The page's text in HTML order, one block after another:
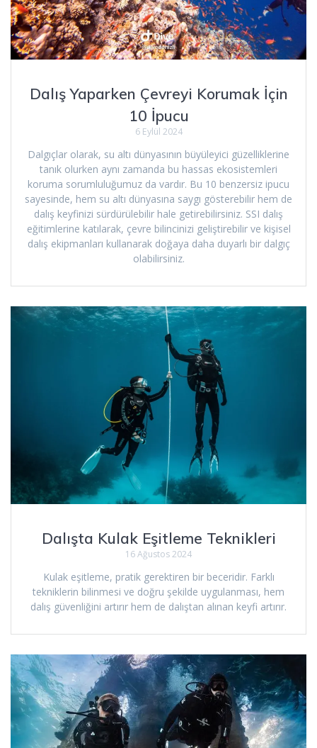
Dalış Yaparken Çevreyi Korumak İçin
10 İpucu
6 Eylül 2024
Dalgıçlar olarak, su altı dünyasının büyüleyici güzelliklerine
tanık olurken aynı zamanda bu hassas ekosistemleri
koruma sorumluluğumuz da vardır. Bu 10 benzersiz ipucu
sayesinde, hem su altı dünyasına saygı gösterebilir hem de
dalış keyfinizi sürdürülebilir hale getirebilirsiniz. SSI dalış
eğitimlerine katılarak, çevre bilincinizi geliştirebilir ve kişisel
dalış ekipmanları kullanarak doğaya daha duyarlı bir dalgıç
olabilirsiniz.
Dalışta Kulak Eşitleme Teknikleri
16 Ağustos 2024
Kulak eşitleme, pratik gerektiren bir beceridir. Farklı
tekniklerin bilinmesi ve doğru şekilde uygulanması, hem
dalış güvenliğini artırır hem de dalıştan alınan keyfi artırır.